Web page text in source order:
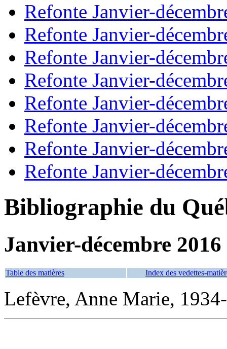
Refonte Janvier-
Refonte Janvier-
Refonte Janvier-
Refonte Janvier-
Refonte Janvier-
Refonte Janvier-
Refonte Janvier-
Refonte Janvier-
Bibliographie du
Janvier-décembre 2016
Table des matières Index des vedettes-
Lefèvre, Anne Marie,